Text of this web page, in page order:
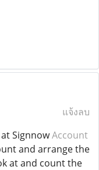
แจ้งลบ
SignnowAccount
and arrange the
at and count the